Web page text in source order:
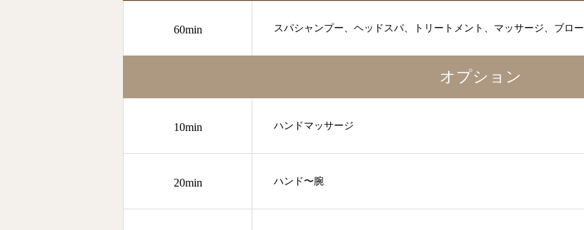
60min スパシャンプー、ヘッドスパ、トリートメント、マッサージ、ブロー
オプション
10min ハンドマッサージ
20min ハンド〜腕